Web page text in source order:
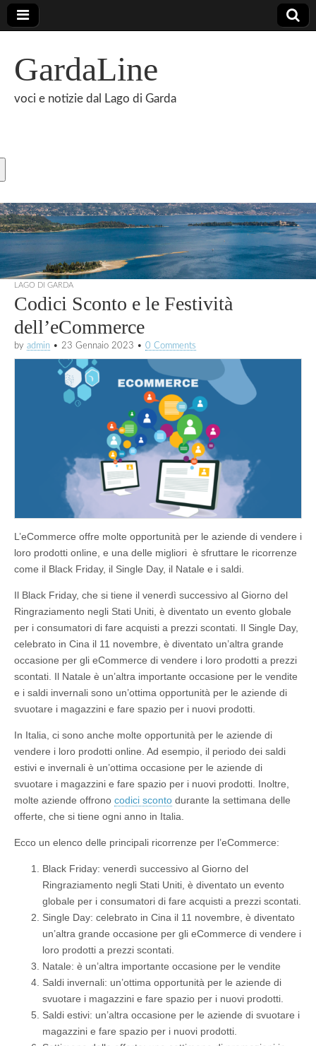
GardaLine
voci e notizie dal Lago di Garda
LAGO DI GARDA
Codici Sconto e le Festività
dell’eCommerce
by admin • 23 Gennaio 2023 • 0 Comments
L’eCommerce offre molte opportunità per le aziende di vendere i
loro prodotti online, e una delle migliori è sfruttare le ricorrenze
come il Black Friday, il Single Day, il Natale e i saldi.
Il Black Friday, che si tiene il venerdì successivo al Giorno del
Ringraziamento negli Stati Uniti, è diventato un evento globale
per i consumatori di fare acquisti a prezzi scontati. Il Single Day,
celebrato in Cina il 11 novembre, è diventato un’altra grande
occasione per gli eCommerce di vendere i loro prodotti a prezzi
scontati. Il Natale è un’altra importante occasione per le vendite
e i saldi invernali sono un’ottima opportunità per le aziende di
svuotare i magazzini e fare spazio per i nuovi prodotti.
In Italia, ci sono anche molte opportunità per le aziende di
vendere i loro prodotti online. Ad esempio, il periodo dei saldi
estivi e invernali è un’ottima occasione per le aziende di
svuotare i magazzini e fare spazio per i nuovi prodotti. Inoltre,
molte aziende offrono codici sconto durante la settimana delle
offerte, che si tiene ogni anno in Italia.
Ecco un elenco delle principali ricorrenze per l’eCommerce:
Black Friday: venerdì successivo al Giorno del
Ringraziamento negli Stati Uniti, è diventato un evento
globale per i consumatori di fare acquisti a prezzi scontati.
Single Day: celebrato in Cina il 11 novembre, è diventato
un’altra grande occasione per gli eCommerce di vendere i
loro prodotti a prezzi scontati.
Natale: è un’altra importante occasione per le vendite
Saldi invernali: un’ottima opportunità per le aziende di
svuotare i magazzini e fare spazio per i nuovi prodotti.
Saldi estivi: un’altra occasione per le aziende di svuotare i
magazzini e fare spazio per i nuovi prodotti.